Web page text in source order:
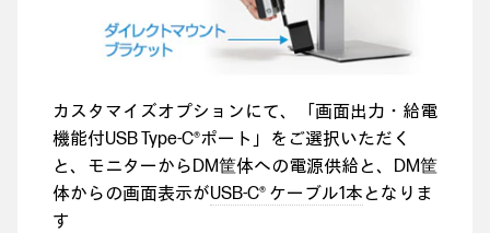
カスタマイズオプションにて、「画面出力・給電
機能付USB Type-C®ポート」をご選択いただく
と、モニターからDM筐体への電源供給と、DM筐
体からの画面表示がUSB-C® ケーブル1本となりま
す